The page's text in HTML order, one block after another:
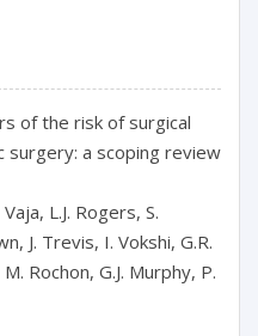
of the risk of surgical
surgery: a scoping review
L.J. Rogers, S.
J. Trevis, I. Vokshi, G.R.
Rochon, G.J. Murphy, P.